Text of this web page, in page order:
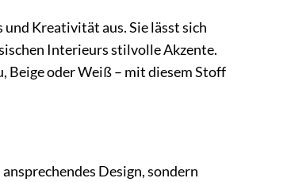
Kreativität aus. Sie lässt sich
Interieurs stilvolle Akzente.
Beige oder Weiß – mit diesem Stoff
Design, sondern